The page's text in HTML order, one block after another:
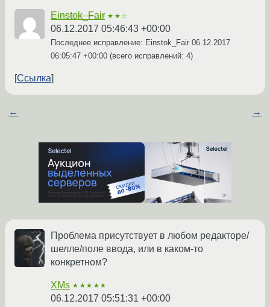
Einstok_Fair ★★☆
06.12.2017 05:46:43 +00:00
Последнее исправление: Einstok_Fair 06.12.2017
06:05:47 +00:00 (всего исправлений: 4)
Ссылка
← →
Проблема присутствует в любом редакторе/
шелле/поле ввода, или в каком-то
конкретном?
XMs ★★★★★
06.12.2017 05:51:31 +00:00